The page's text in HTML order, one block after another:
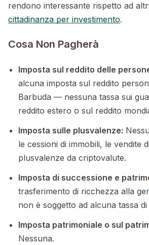
rendono interessante rispetto ad altri
cittadinanza per investimento.
Cosa Non Pagherà
Imposta sul reddito delle
alcuna imposta sul reddito
Barbuda — nessuna tassa sui
reddito estero o sul reddito
Imposta sulle plusvalenze:
le cessioni di immobili, le vendite
plusvalenze da criptovalute.
Imposta di successione e
trasferimento di ricchezza alla
non è soggetto ad alcuna tassa
Imposta patrimoniale o sul
Nessuna.